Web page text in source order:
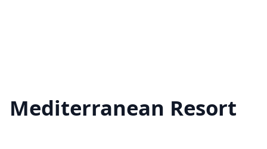
Mediterranean Resort